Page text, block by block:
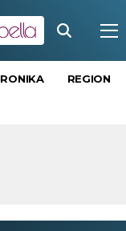
REGION